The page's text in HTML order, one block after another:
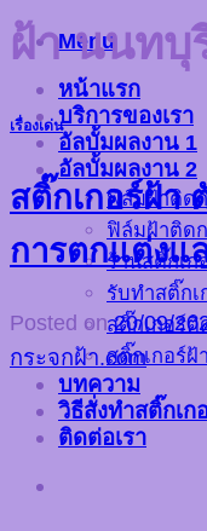
Menu
หน้าแรก
บริการของเรา
อัลบั้มผลงาน 1
อัลบั้มผลงาน 2
ฟิล์มฝ้าติด
ฟิล์มฝ้าติด
ร้านสติ๊กเก
รับทำสติ๊กเ
สติ๊กเกอร์ติ
สติ๊กเกอร์ฝ้
บทความ
วิธีสั่งทำสติ๊กเก
ติดต่อเรา
ฝ้า นนทบุ
เรื่องเด่น
สติ๊กเกอร์ฝ้า
การตกแต่งแ
Posted on20/09/
กระจกฝ้า.com